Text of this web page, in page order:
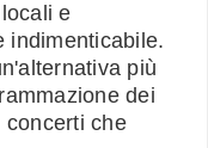
e
indimenticabile.
più
dei
che